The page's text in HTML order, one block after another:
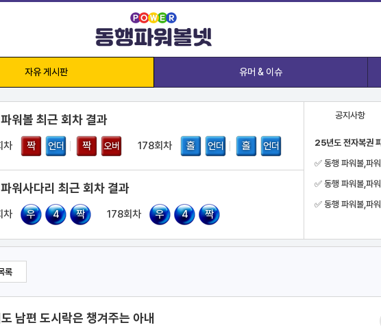
자유 게시판 유머 & 이슈
워볼 최근 회차 결과
차 짝 언더 짝 오버 178회차 홀 언더 홀 언더
워사다리 최근 회차 결과
차 우 4 짝 178회차 우 4 짝
공지사항
25년도 전자복권
✅ 동행 파워볼,파
✅ 동행 파워볼,파
✅ 동행 파워볼,파
록
남편 도시락은 챙겨주는 아내